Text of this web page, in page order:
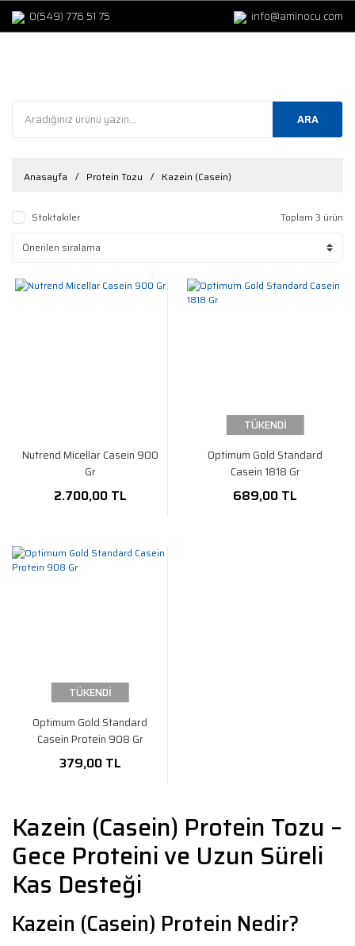
0(549) 776 51 75 info@aminocu.com
ARA
Anasayfa Protein Tozu Kazein (Casein)
Stoktakiler Toplam 3 ürün
Nutrend Micellar Casein 900
Gr
2.700,00 TL
TÜKENDİ
Optimum Gold Standard
Casein 1818 Gr
689,00 TL
TÜKENDİ
Optimum Gold Standard
Casein Protein 908 Gr
379,00 TL
Kazein (Casein) Protein Tozu –
Gece Proteini ve Uzun Süreli
Kas Desteği
Kazein (Casein) Protein Nedir?